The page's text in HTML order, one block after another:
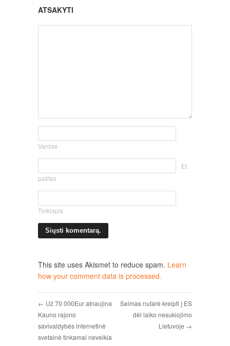
ATSAKYTI
Vardas
El.
paštas
Tinklapis
This site uses Akismet to reduce spam. Learn
how your comment data is processed.
← Už 70 000Eur atnaujina
Kauno rajono
savivaldybės internetinė
svetainė tinkamai neveikia
Seimas nutarė kreipti į ES
dėl laiko nesukiojimo
Lietuvoje →